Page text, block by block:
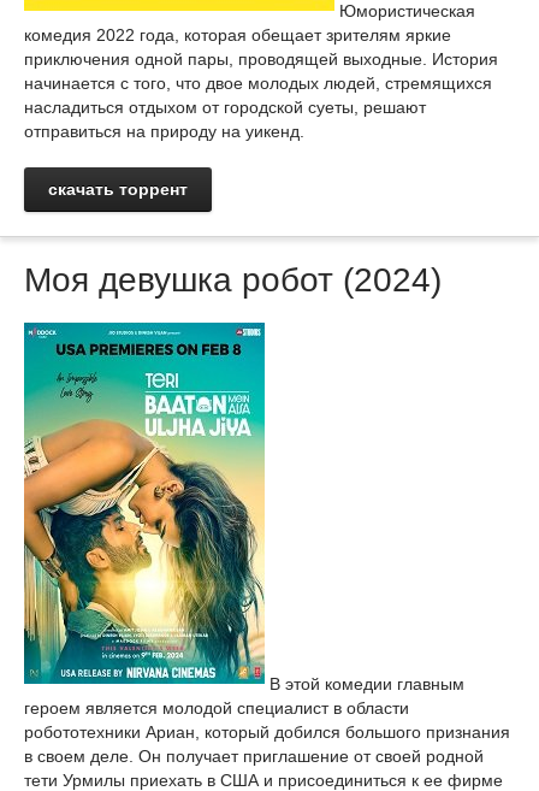
Юмористическая
комедия 2022 года, которая обещает зрителям яркие
приключения одной пары, проводящей выходные. История
начинается с того, что двое молодых людей, стремящихся
насладиться отдыхом от городской суеты, решают
отправиться на природу на уикенд.
скачать торрент
Моя девушка робот (2024)
В этой комедии главным
героем является молодой специалист в области
робототехники Ариан, который добился большого признания
в своем деле. Он получает приглашение от своей родной
тети Урмилы приехать в США и присоединиться к ее фирме